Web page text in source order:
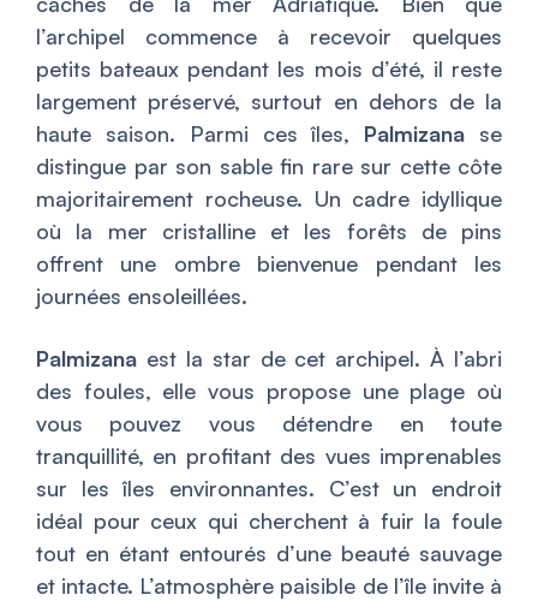
l’archipel commence à recevoir quelques
petits bateaux pendant les mois d’été, il reste
largement préservé, surtout en dehors de la
haute saison. Parmi ces îles, Palmizana se
distingue par son sable fin rare sur cette côte
majoritairement rocheuse. Un cadre idyllique
où la mer cristalline et les forêts de pins
offrent une ombre bienvenue pendant les
journées ensoleillées.
Palmizana est la star de cet archipel. À l’abri
des foules, elle vous propose une plage où
vous pouvez vous détendre en toute
tranquillité, en profitant des vues imprenables
sur les îles environnantes. C’est un endroit
idéal pour ceux qui cherchent à fuir la foule
tout en étant entourés d’une beauté sauvage
et intacte. L’atmosphère paisible de l’île invite à